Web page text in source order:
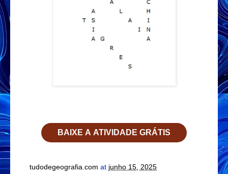
BAIXE A ATIVIDADE GRÁTIS
tudodegeografia.com at junho 15, 2025